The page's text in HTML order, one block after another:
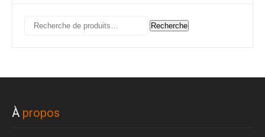
Recherche
Recherche
À propos